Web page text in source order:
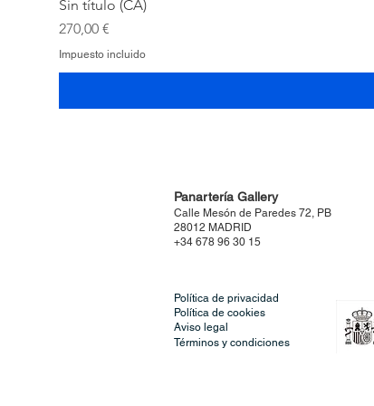
Sin título (CA)
Precio
270,00 €
Impuesto incluido
Panartería Gallery
Calle Mesón de Paredes 72, PB
28012 MADRID
+34 678 96 30 15
Política de privacidad
Política de cookies
Aviso legal
Términos y condiciones